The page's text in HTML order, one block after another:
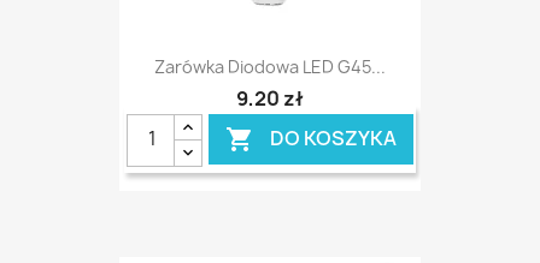
Zarówka Diodowa LED G45...
9,20 zł
 DO KOSZYKA